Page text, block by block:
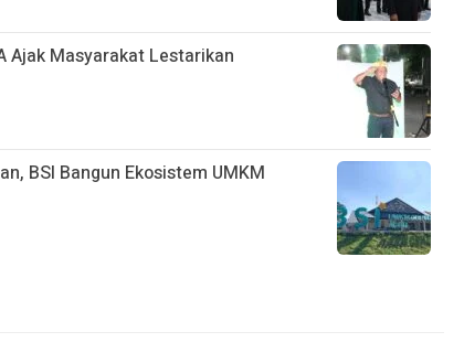
Ajak Masyarakat Lestarikan
BSI Bangun Ekosistem UMKM